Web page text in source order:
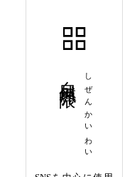
しぜんかいわい